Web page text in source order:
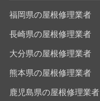
福岡県の屋根修理業者
長崎県の屋根修理業者
大分県の屋根修理業者
熊本県の屋根修理業者
鹿児島県の屋根修理業者